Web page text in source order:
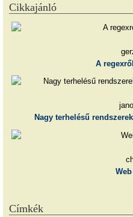
Cikkajánló
A
Nagy terhelésű
Címkék